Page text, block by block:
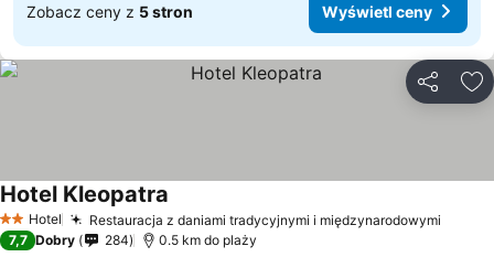
Zobacz ceny z 5 stron Wyświetl ceny
2 Kategoria
Hotel Restauracja z daniami tradycyjnymi i międzynarodowymi
Hotel Kleopatra
7,7 Dobry 284 0.5 km do plaży